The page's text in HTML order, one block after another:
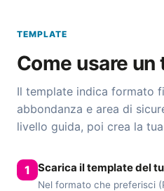
TEMPLATE
Come usare
Il template indica formato
abbondanza e area di
livello guida, poi crea la
Scarica il template del
Nel formato che preferisci